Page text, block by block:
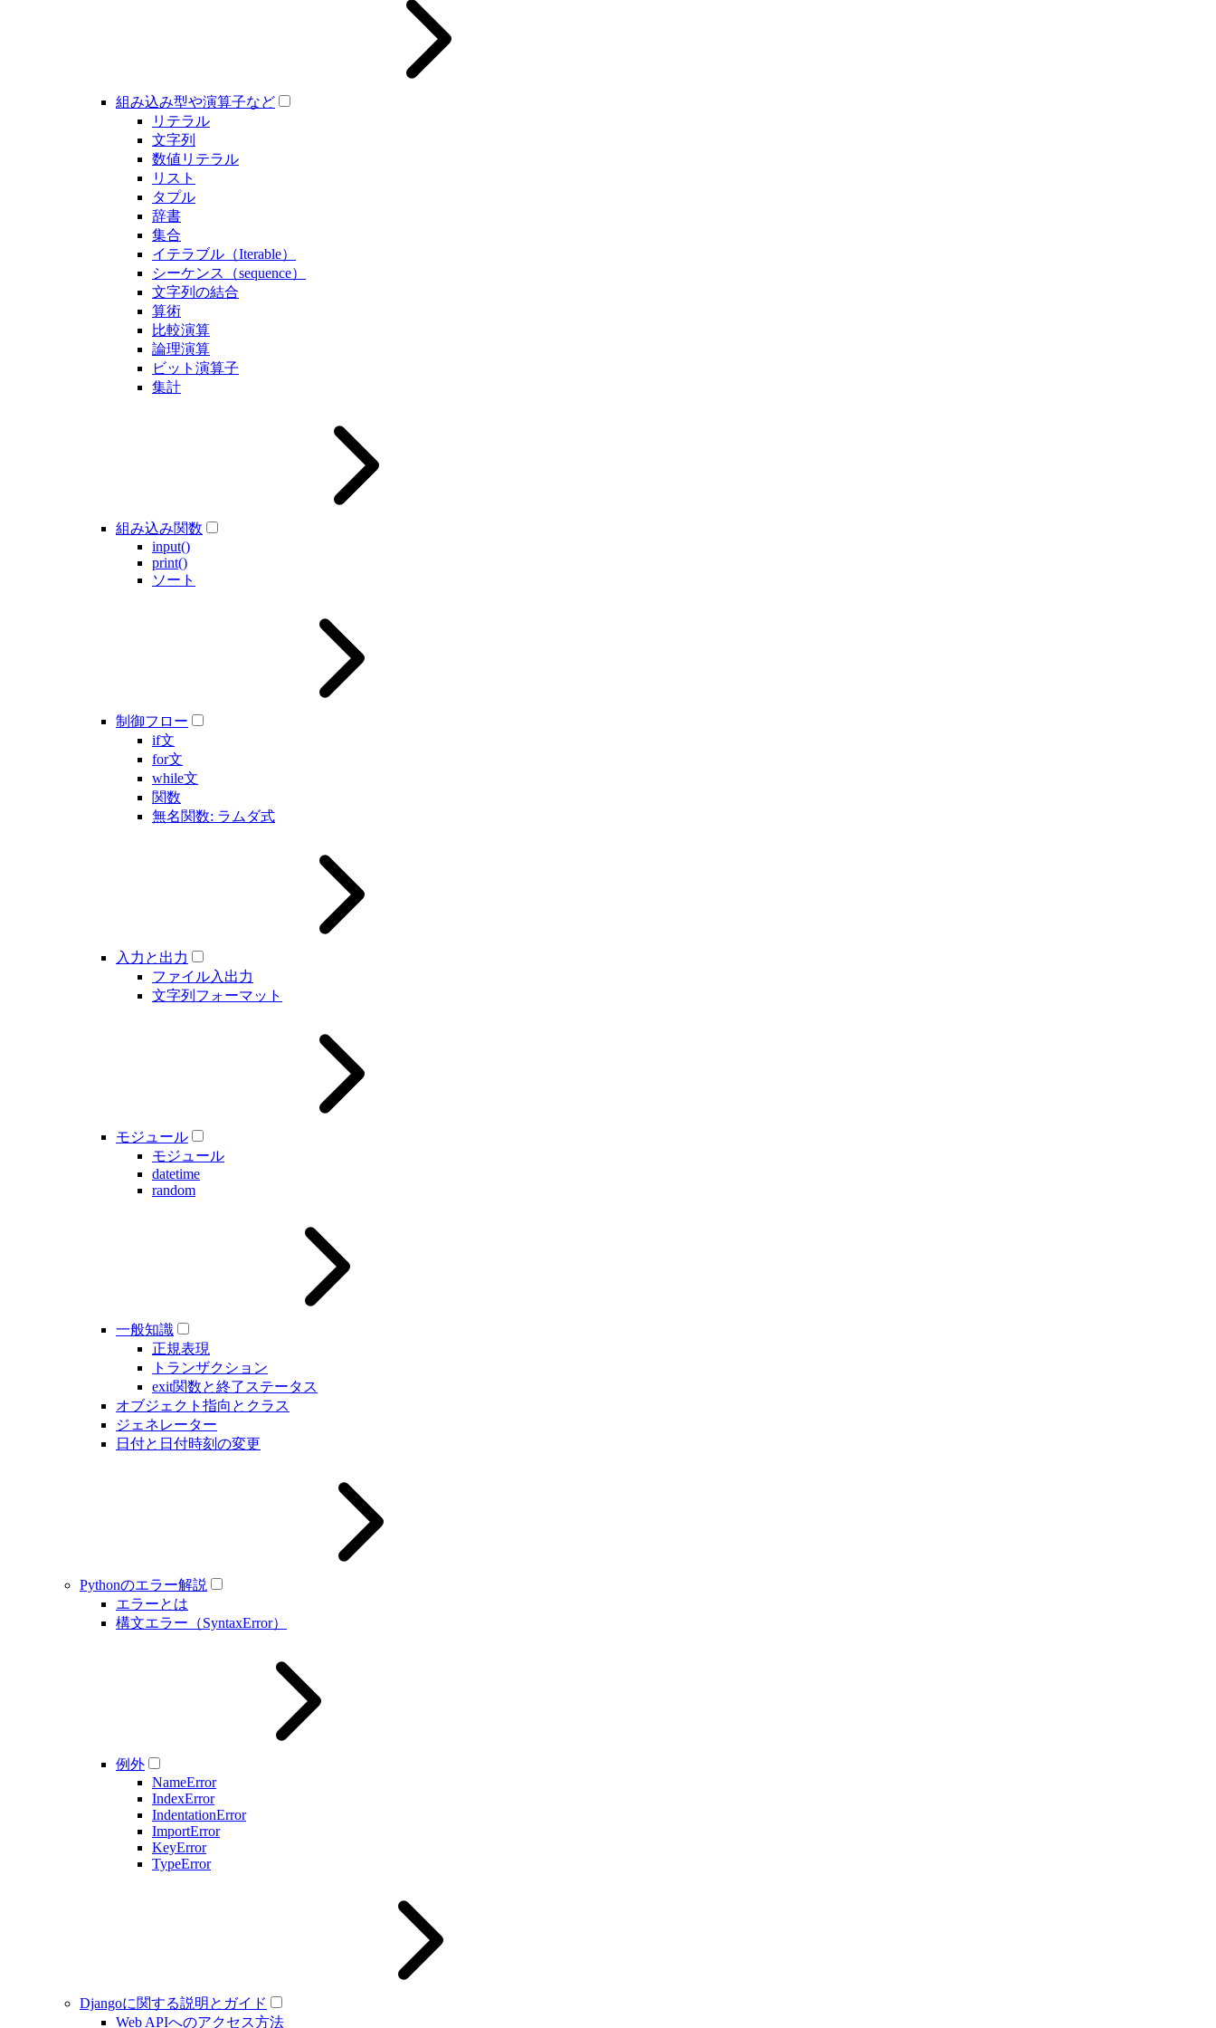
組み込み型や演算子など
リテラル
文字列
数値リテラル
リスト
タプル
辞書
集合
イテラブル（Iterable）
シーケンス（sequence）
文字列の結合
算術
比較演算
論理演算
ビット演算子
集計
組み込み関数
input()
print()
ソート
制御フロー
if文
for文
while文
関数
無名関数: ラムダ式
入力と出力
ファイル入出力
文字列フォーマット
モジュール
モジュール
datetime
random
一般知識
正規表現
トランザクション
exit関数と終了ステータス
オブジェクト指向とクラス
ジェネレーター
日付と日付時刻の変更
Pythonのエラー解説
エラーとは
構文エラー（SyntaxError）
例外
NameError
IndexError
IndentationError
ImportError
KeyError
TypeError
Djangoに関する説明とガイド
Web APIへのアクセス方法